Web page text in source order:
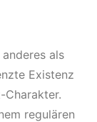
als
Existenz
Charakter.
regulären